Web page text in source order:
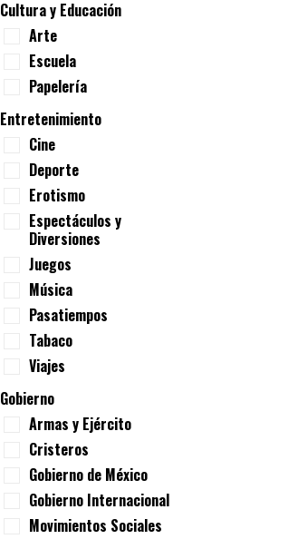
Cultura y Educación
Arte
Escuela
Papelería
Entretenimiento
Cine
Deporte
Erotismo
Espectáculos y
Diversiones
Juegos
Música
Pasatiempos
Tabaco
Viajes
Gobierno
Armas y Ejército
Cristeros
Gobierno de México
Gobierno Internacional
Movimientos Sociales